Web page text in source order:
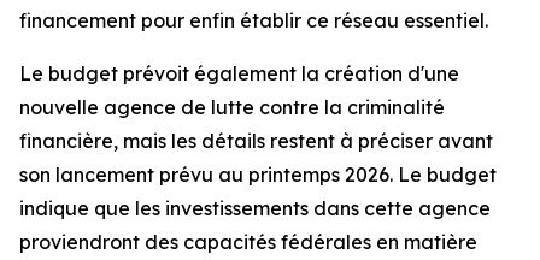
financement pour enfin établir ce réseau essentiel.
Le budget prévoit également la création d'une
nouvelle agence de lutte contre la criminalité
financière, mais les détails restent à préciser avant
son lancement prévu au printemps 2026. Le budget
indique que les investissements dans cette agence
proviendront des capacités fédérales en matière